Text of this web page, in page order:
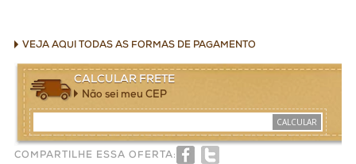
VEJA AQUI TODAS AS FORMAS DE PAGAMENTO
CALCULAR FRETE
Não sei meu CEP
CALCULAR
COMPARTILHE ESSA OFERTA: